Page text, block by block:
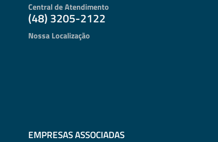
Central de Atendimento
(48) 3205-2122
Nossa Localização
EMPRESAS ASSOCIADAS